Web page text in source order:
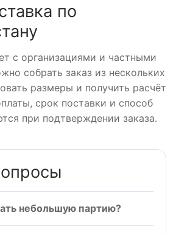
по
с организациями и частными
собрать заказ из нескольких
размеры и получить расчёт
срок поставки и способ
при подтверждении заказа.
небольшую партию?